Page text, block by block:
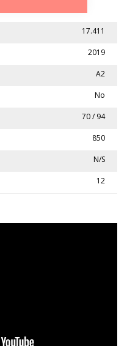
17.411
2019
A2
No
70 / 94
850
N/S
12